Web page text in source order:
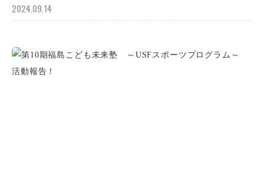
2024.09.14